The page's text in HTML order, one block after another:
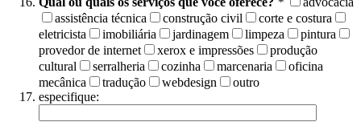
assistência técnica
construção civil
corte e costura
eletricista
imobiliária jardinagem limpeza
pintura
provedor de internet
xerox e impressões
produção
cultural
serralheria cozinha marcenaria
oficina
mecânica
tradução webdesign
outro
especifique: